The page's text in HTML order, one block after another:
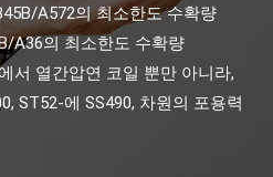
A572의 최소한도 수확량
A36의 최소한도 수확량
서 열간압연 코일 뿐만 아니라,
ST52-에 SS490, 차원의 포용력